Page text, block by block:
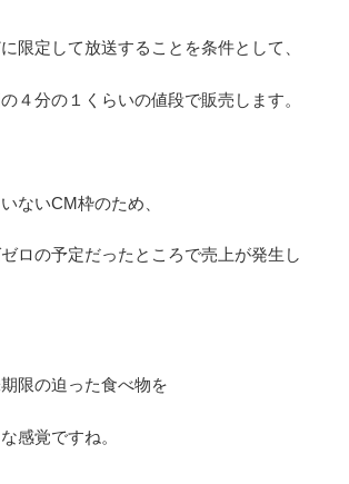
限定して放送することを条件として、
４分の１くらいの値段で販売します。
ないCM枠のため、
ロの予定だったところで売上が発生し
限の迫った食べ物を
感覚ですね。